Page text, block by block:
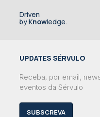
Driven
by Knowledge.
UPDATES SÉRVULO
Receba, por email,
eventos da Sérvulo
SUBSCREVA